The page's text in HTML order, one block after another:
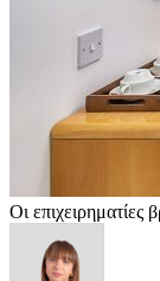
Οι επιχειρηματίες